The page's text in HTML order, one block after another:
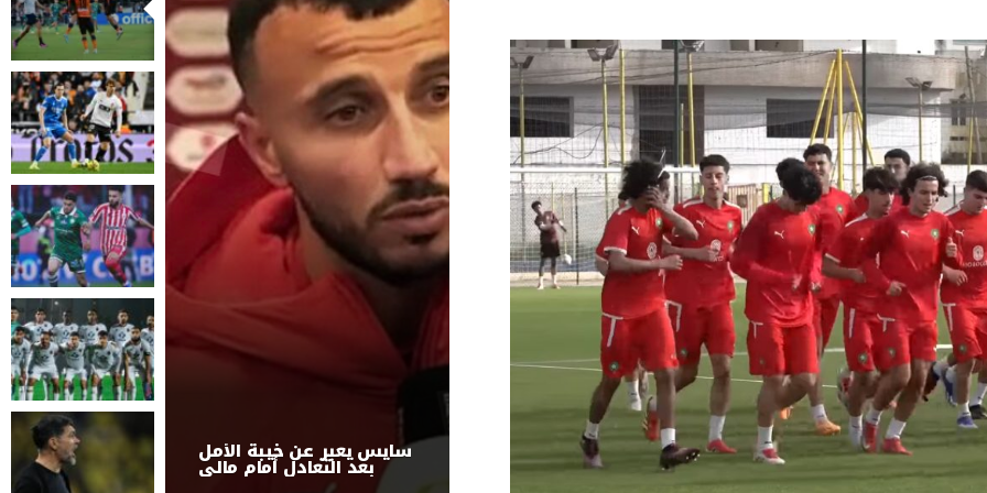
حكيمي يوجّه رسالة
للمغاربة “نحتاج إلى
الوحدة والدعم”
حسابات التأهل.. ماذا يحتاج
الأسود لتفادي لعب الثمن
في البيضاء؟
سايس يعبر عن خيبة الأمل
بعد التعادل أمام مالي